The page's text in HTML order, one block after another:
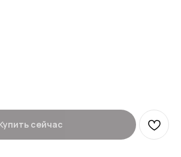
сейчас